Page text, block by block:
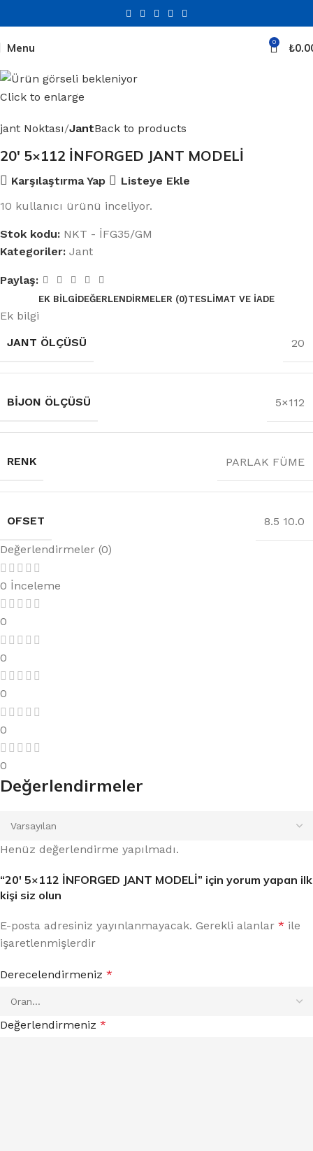
Menu 0 ₺
Click to enlarge
jant Noktası JantBack to products
20′ 5×112 İNFORGED JANT MODELİ
Karşılaştırma Yap
Listeye Ekle
10 kullanıcı ürünü inceliyor.
Stok kodu: NKT - İFG35/GM
Kategoriler: Jant
Paylaş:
EK BILGIDEĞERLENDIRMELER (0)TESLIMAT VE İADE
Ek bilgi
JANT ÖLÇÜSÜ
20
BIJON ÖLÇÜSÜ 5×112
RENK PARLAK FÜME
OFSET 8.5 10.0
Değerlendirmeler (0)
0 İnceleme
0
0
0
0
0
Değerlendirmeler
Henüz değerlendirme yapılmadı.
“20′ 5×112 İNFORGED JANT MODELİ” için yorum yapan ilk
kişi siz olun
E-posta adresiniz yayınlanmayacak. Gerekli alanlar * ile
işaretlenmişlerdir
Derecelendirmeniz *
Değerlendirmeniz *